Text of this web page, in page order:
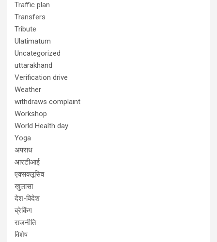
Traffic plan
Transfers
Tribute
Ulatimatum
Uncategorized
uttarakhand
Verification drive
Weather
withdraws complaint
Workshop
World Health day
Yoga
अपराध
आरटीआई
एक्सक्लूसिव
खुलासा
देश-विदेश
ब्रेकिंग
राजनीति
विशेष